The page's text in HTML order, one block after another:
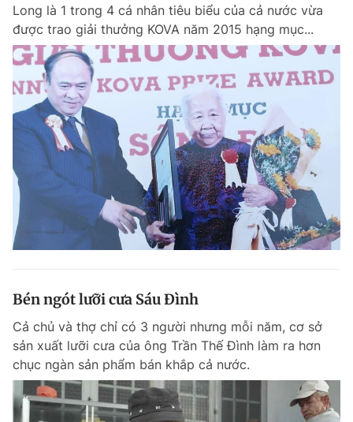
Long là 1 trong 4 cá nhân tiêu biểu của cả nước vừa
được trao giải thưởng KOVA năm 2015 hạng mục...
Bén ngót lưỡi cưa Sáu Đình
Cả chủ và thợ chỉ có 3 người nhưng mỗi năm, cơ sở
sản xuất lưỡi cưa của ông Trần Thế Đình làm ra hơn
chục ngàn sản phẩm bán khắp cả nước.